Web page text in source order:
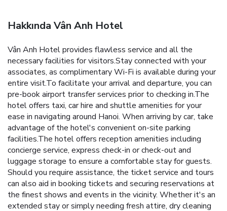
Hakkında Vân Anh Hotel
Vân Anh Hotel provides flawless service and all the
necessary facilities for visitors.Stay connected with your
associates, as complimentary Wi-Fi is available during your
entire visit.To facilitate your arrival and departure, you can
pre-book airport transfer services prior to checking in.The
hotel offers taxi, car hire and shuttle amenities for your
ease in navigating around Hanoi. When arriving by car, take
advantage of the hotel's convenient on-site parking
facilities.The hotel offers reception amenities including
concierge service, express check-in or check-out and
luggage storage to ensure a comfortable stay for guests.
Should you require assistance, the ticket service and tours
can also aid in booking tickets and securing reservations at
the finest shows and events in the vicinity. Whether it's an
extended stay or simply needing fresh attire, dry cleaning